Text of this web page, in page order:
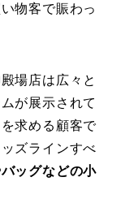
物客で賑わっ
場店は広々と
が展示されて
求める顧客で
ズラインすべ
ッグなどの小